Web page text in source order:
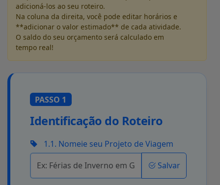
adicioná-los ao seu roteiro.
Na coluna da direita, você pode editar horários e
**adicionar o valor estimado** de cada atividade.
O saldo do seu orçamento será calculado em
tempo real!
PASSO 1
Identificação do Roteiro
1.1. Nomeie seu Projeto de Viagem
Salvar